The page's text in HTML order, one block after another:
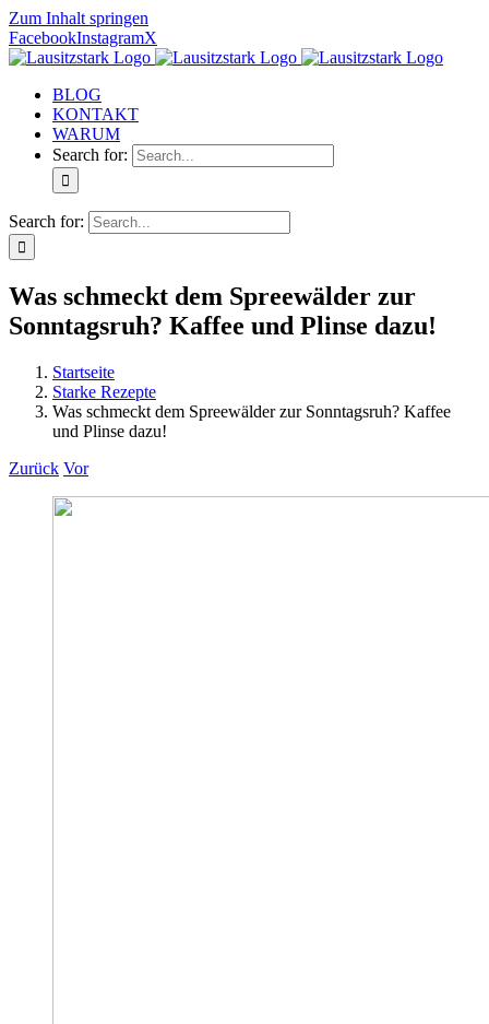
Zum Inhalt springen
FacebookInstagramX
BLOG
KONTAKT
WARUM
Search for:
Search for:
Was schmeckt dem Spreewälder zur
Sonntagsruh? Kaffee und Plinse dazu!
Startseite
Starke Rezepte
Was schmeckt dem Spreewälder zur Sonntagsruh? Kaffee
und Plinse dazu!
Zurück Vor